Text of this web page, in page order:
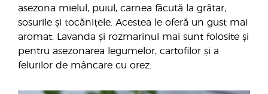
asezona mielul, puiul, carnea făcută la grătar,
sosurile și tocănițele. Acestea le oferă un gust mai
aromat. Lavanda și rozmarinul mai sunt folosite și
pentru asezonarea legumelor, cartofilor și a
felurilor de mâncare cu orez.